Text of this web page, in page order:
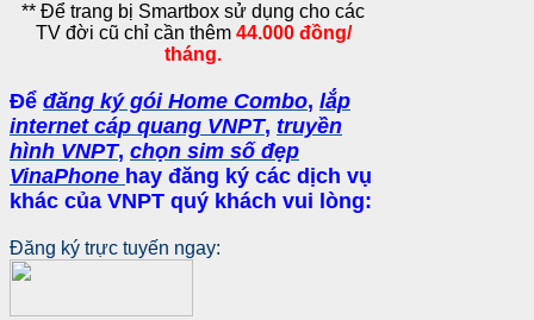
** Để trang bị Smartbox sử dụng cho các
TV đời cũ chỉ cần thêm 44.000 đồng/
tháng.
Để đăng ký gói Home Combo, lắp
internet cáp quang VNPT, truyền
hình VNPT, chọn sim số đẹp
VinaPhone hay đăng ký các dịch vụ
khác của VNPT quý khách vui lòng:
Đăng ký trực tuyến ngay: